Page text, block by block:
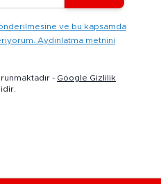
ve bu kapsamda
Aydınlatma metnini
- Google Gizlilik